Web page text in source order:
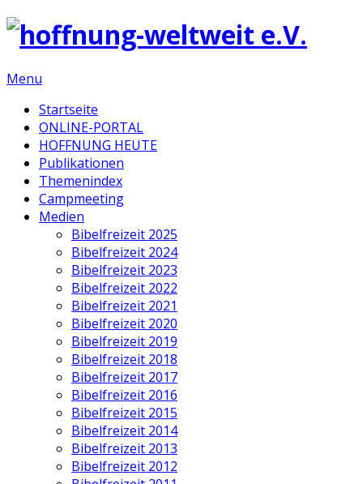
Menu
Startseite
ONLINE-PORTAL
HOFFNUNG HEUTE
Publikationen
Themenindex
Campmeeting
Medien
Bibelfreizeit 2025
Bibelfreizeit 2024
Bibelfreizeit 2023
Bibelfreizeit 2022
Bibelfreizeit 2021
Bibelfreizeit 2020
Bibelfreizeit 2019
Bibelfreizeit 2018
Bibelfreizeit 2017
Bibelfreizeit 2016
Bibelfreizeit 2015
Bibelfreizeit 2014
Bibelfreizeit 2013
Bibelfreizeit 2012